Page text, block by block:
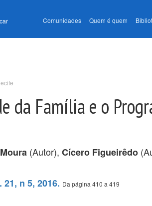
Comunidades Quem é quem
da Família e o
(Autor), Cícero Figueirêdo
n 5, 2016. Da página 410 a 419